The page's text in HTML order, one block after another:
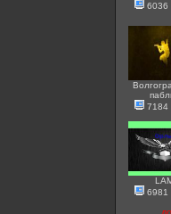
6036
7184
6981